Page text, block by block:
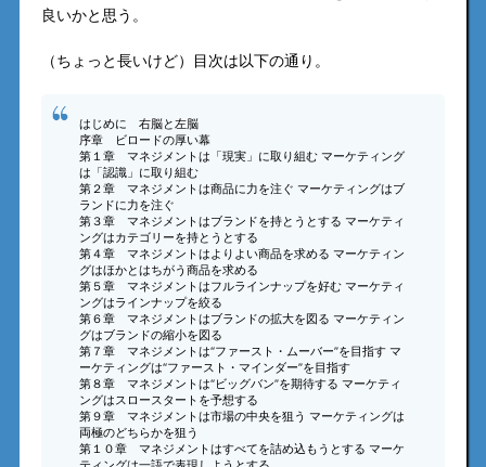
良いかと思う。
（ちょっと長いけど）目次は以下の通り。
はじめに 右脳と左脳
序章 ビロードの厚い幕
第１章 マネジメントは「現実」に取り組む マーケティング
は「認識」に取り組む
第２章 マネジメントは商品に力を注ぐ マーケティングはブ
ランドに力を注ぐ
第３章 マネジメントはブランドを持とうとする マーケティ
ングはカテゴリーを持とうとする
第４章 マネジメントはよりよい商品を求める マーケティン
グはほかとはちがう商品を求める
第５章 マネジメントはフルラインナップを好む マーケティ
ングはラインナップを絞る
第６章 マネジメントはブランドの拡大を図る マーケティン
グはブランドの縮小を図る
第７章 マネジメントは“ファースト・ムーバー”を目指す マ
ーケティングは“ファースト・マインダー”を目指す
第８章 マネジメントは“ビッグバン”を期待する マーケティ
ングはスロースタートを予想する
第９章 マネジメントは市場の中央を狙う マーケティングは
両極のどちらかを狙う
第１０章 マネジメントはすべてを詰め込もうとする マーケ